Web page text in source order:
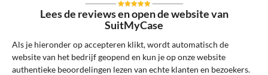
Review handmatig gecontroleerd en goedgekeurd.
Bekijk ons beleid
Lees de reviews en open de website van
SuitMyCase
Als je hieronder op accepteren klikt, wordt automatisch de
website van het bedrijf geopend en kun je op onze website
authentieke beoordelingen lezen van echte klanten en bezoekers.